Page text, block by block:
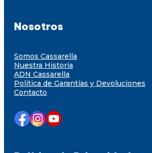
Nosotros
Somos Cassarella
Nuestra Historia
ADN Cassarella
Política de Garantías y Devoluciones
Contacto